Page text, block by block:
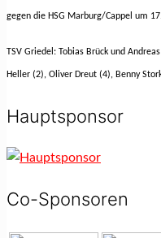
gegen die HSG Marburg/Cappel um
TSV Griedel: Tobias Brück und
Heller (2), Oliver Dreut (4), Benny
Hauptsponsor
Co-Sponsoren